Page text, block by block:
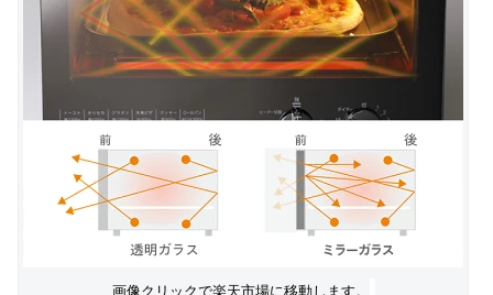
画像クリックで楽天市場に移動します。